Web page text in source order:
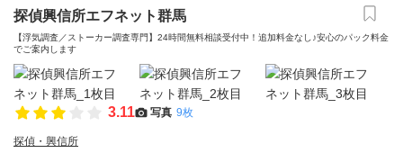
探偵興信所エフネット群馬
【浮気調査／ストーカー調査専門】24時間無料相談受付中！追加料金なし♪安心のパック料金
でご案内します
3.11 写真 9枚
探偵・興信所